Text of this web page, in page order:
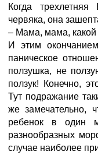
Когда
червяка, она
– Мама, мама, какой
И этим
паническое
ползушка, не
ползук! Конечно,
Тут подражание
же замечательно,
ребенок в один
разнообразных
случае наиболее